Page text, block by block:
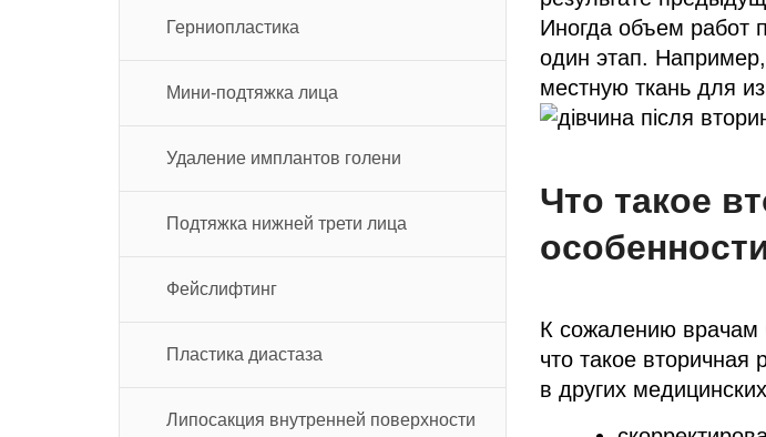
Герниопластика
Мини-подтяжка лица
Удаление имплантов голени
Подтяжка нижней трети лица
Фейслифтинг
Пластика диастаза
Липосакция внутренней поверхности
Иногда объем работ
один этап.
местную ткань для
Что такое
К сожалению врачам
что такое
в других